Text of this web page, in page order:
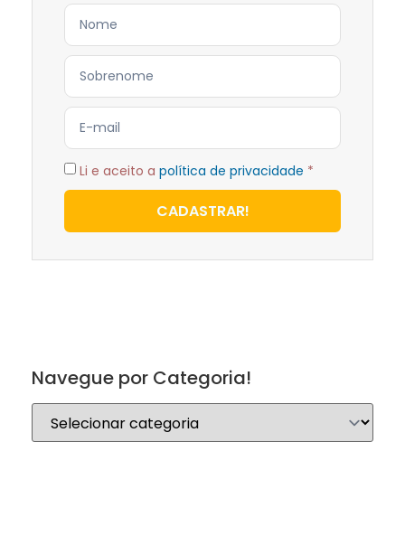
Li e aceito a política de privacidade *
CADASTRAR!
Navegue por Categoria!